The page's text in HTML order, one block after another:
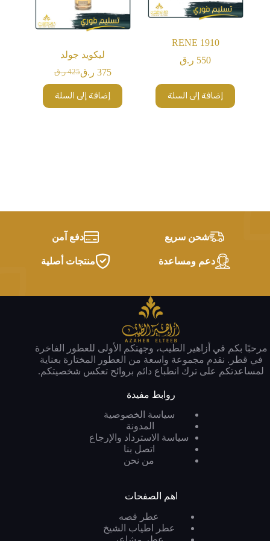
RENE 1910
550 ر.ق
إضافة إلى السلة
ليكويد جولد
425 ر.قالسعر
هو:
425 ر.ق.
375 ر.قالسعر
هو:
375 ر.ق.
إضافة إلى السلة
شحن سريع دفع آمن
دعم ومساعدة منتجات أصلية
مرحبًا بكم في أزاهير الطيب، وجهتكم الأولى للعطور الفاخرة
في قطر. نقدم مجموعة واسعة من العطور المختارة بعناية
لمساعدتكم على ترك انطباع دائم بروائح تعكس شخصيتكم.
روابط مفيدة
سياسة الخصوصية
المدونة
سياسة الاسترداد والإرجاع
اتصل بنا
من نحن
اهم الصفحات
عطر قصه
عطر اطياب الشيخ